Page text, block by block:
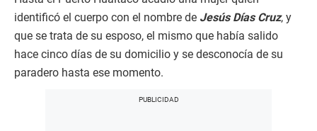
identificó el cuerpo con el nombre de Jesús Días Cruz, y
que se trata de su esposo, el mismo que había salido
hace cinco días de su domicilio y se desconocía de su
paradero hasta ese momento.